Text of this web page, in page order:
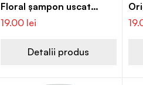
Floral șampon uscat
pentru toate tipurile de
19.00 lei
Detalii produs